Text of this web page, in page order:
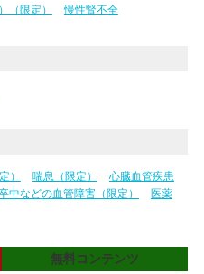
（限定） 慢性腎不全
） 喘息（限定）
心臓血管疾患
中などの血管障害（限定）
医薬
無料コンテンツ